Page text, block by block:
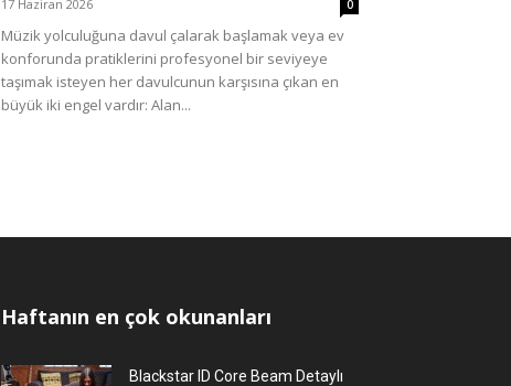
17 Haziran 2026 0
Müzik yolculuğuna davul çalarak başlamak veya ev
konforunda pratiklerini profesyonel bir seviyeye
taşımak isteyen her davulcunun karşısına çıkan en
büyük iki engel vardır: Alan...
Haftanın en çok okunanları
Blackstar ID Core Beam Detaylı